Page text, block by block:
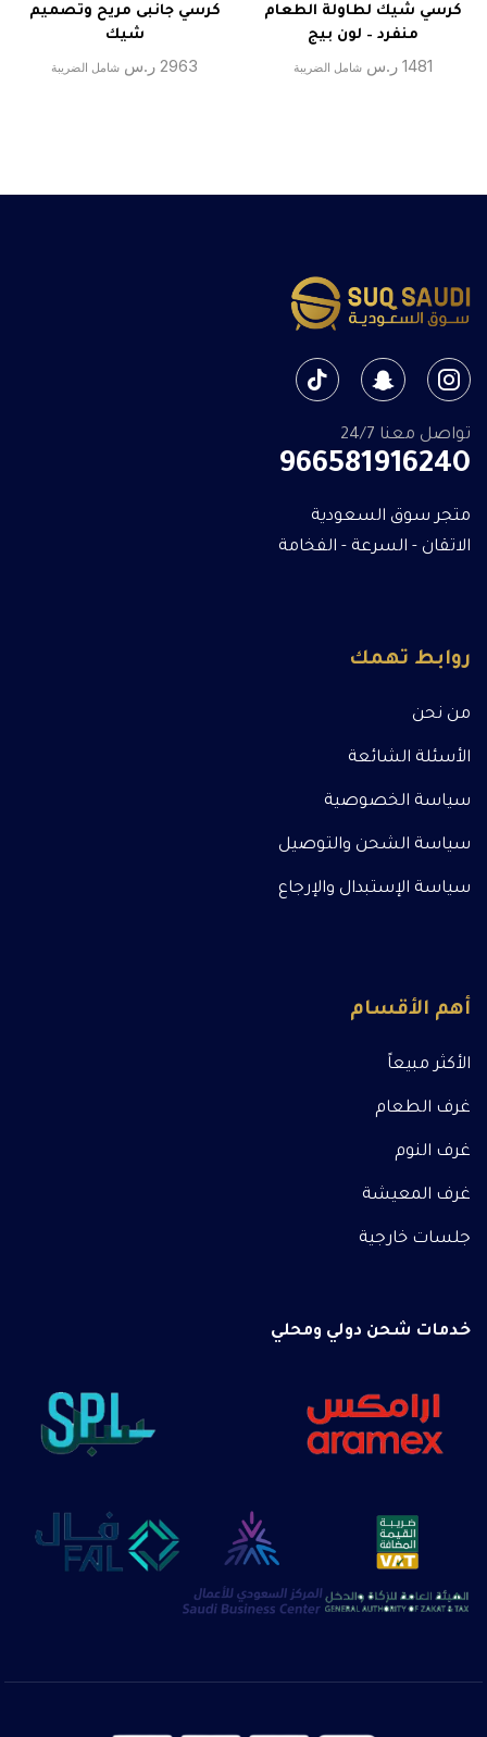
كرسي شيك لطاولة الطعام
منفرد – لون بيج
1481 ر.س شامل الضريبة
كرسي جانبى مريح وتصميم
شيك
2963 ر.س شامل الضريبة
تواصل معنا 24/7
966581916240
متجر سوق السعودية
الاتقان - السرعة - الفخامة
روابط تهمك
من نحن
الأسئلة الشائعة
سياسة الخصوصية
سياسة الشحن والتوصيل
سياسة الإستبدال والإرجاع
أهم الأقسام
الأكثر مبيعاً
غرف الطعام
غرف النوم
غرف المعيشة
جلسات خارجية
خدمات شحن دولي ومحلي